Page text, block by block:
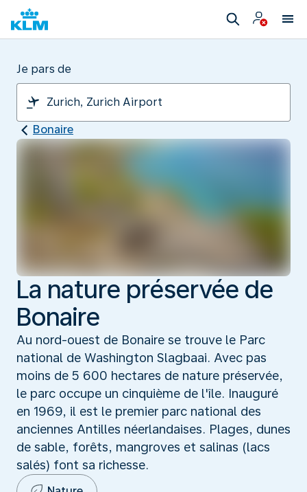
Je pars de
Bonaire
La nature préservée de
Bonaire
Au nord-ouest de Bonaire se trouve le Parc
national de Washington Slagbaai. Avec pas
moins de 5 600 hectares de nature préservée,
le parc occupe un cinquième de l'île. Inauguré
en 1969, il est le premier parc national des
anciennes Antilles néerlandaises. Plages, dunes
de sable, forêts, mangroves et salinas (lacs
salés) font sa richesse.